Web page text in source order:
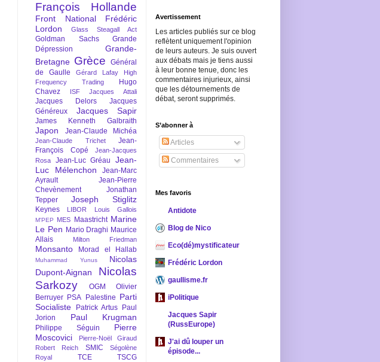
François Hollande
Front National
Frédéric
Lordon
Glass Steagall Act
Goldman Sachs
Grande
Dépression
Grande-
Bretagne Grèce
Général
de Gaulle
Gérard Lafay
High
Frequency Trading
Hugo
Chavez
ISF Jacques Attali
Jacques Delors
Jacques
Généreux
Jacques Sapir
James Kenneth Galbraith
Japon Jean-Claude Michéa
Jean-Claude Trichet
Jean-
François Copé
Jean-Jacques
Rosa
Jean-Luc Gréau
Jean-
Luc Mélenchon
Jean-Marc
Ayrault
Jean-Pierre
Chevènement
Jonathan
Tepper
Joseph Stiglitz
Keynes LIBOR Louis Gallois
M'PEP MES Maastricht Marine
Le Pen Mario Draghi Maurice
Allais
Milton Friedman
Monsanto Morad el Hallab
Muhammad Yunus
Nicolas
Dupont-Aignan
Nicolas
Sarkozy
OGM
Olivier
Berruyer PSA Palestine Parti
Socialiste
Patrick Artus
Paul
Jorion
Paul Krugman
Philippe Séguin
Pierre
Moscovici
Pierre-Noël Giraud
Robert Reich
SMIC
Ségolène
Royal
TCE TSCG
Avertissement
Les articles publiés sur ce blog
reflètent uniquement l'opinion
de leurs auteurs. Je suis ouvert
aux débats mais je tiens aussi
à leur bonne tenue, donc les
commentaires injurieux, ainsi
que les détournements de
débat, seront supprimés.
S’abonner à
Articles
Commentaires
Mes favoris
Antidote
Blog de Nico
Eco(dé)mystificateur
Frédéric Lordon
gaullisme.fr
iPolitique
Jacques Sapir
(RussEurope)
J'ai dû louper un
épisode...